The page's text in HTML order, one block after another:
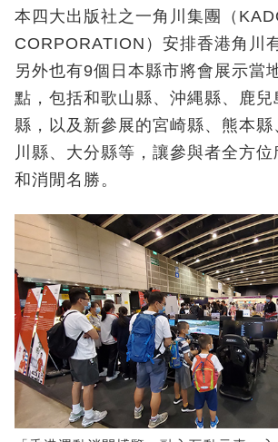
本四大出版社之一角川集團（
CORPORATION）安排香港角川
另外也有9個日本縣市將會展示當
點，包括和歌山縣、沖縄縣、鹿兒
縣，以及新參展的宮崎縣、熊本縣
川縣、大分縣等，讓參與者全方
和消閒名勝。